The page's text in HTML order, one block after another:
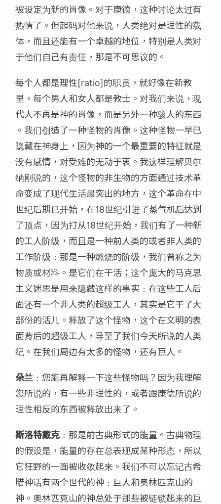
被设定为新的肖像。对于康德，这种讨论太过有
热情了。但起码对他来说，人类绝对是理性的载
体，而且还能有一个卓越的地位，特别是人类对
于他们自己有责任，那是不可思议的。
每个人都是理性[ratio]的职员，就好像在新教
里，每个男人和女人都是教士。对我们来说，现
代人不再是神的肖像，而是另外一种骇人的东西
。我们创造了一种怪物的肖像。这种怪物一早已
隐藏在神身上，因为神的一个最重要的特征就是
没有感情，对受难的无动于衷。我这样理解贝尔
纳刚说的，这个怪物的非生物的方面通过技术革
命变成了现代生活最突出的地方，这个革命在中
世纪后期已开始，在18世纪引进了蒸气机后达到
了顶点，因为打从18世纪开始，我们有了一种新
的工人阶级，而且是一种前人类的或者非人类的
工作阶级﹕那是一种燃烧的阶级，我们曾称之为
物质或材料。是它们在干活；这个庞大的马克思
主义迷思是用来隐藏这样的事实﹕在这些工人后
面还有一个非人类的超级工人，其实是它干了大
部份的活儿。释放了这个怪物，这个在文明的表
面背后的超级工人，导至了我们今天所说的人类
纪。在我们周边有太多的怪物，还有巨人。
朵兰 ﹕您能再解释一下这些怪物吗？因为我理解
您所说的，有一些非理性的，或者跟康德所说的
理性相反的东西被释放出来了。
斯洛特戴克 ﹕那是前古典形式的能量。古典物理
的假设是，能量的存在总表现成某种形态，所以
它狂野的一面被收敛起来。我们不可以忘记古希
腊神话有两个世代的神﹕巨人和奥林匹克山的
神。奥林匹克山的神总处于那些被链锁起来的巨